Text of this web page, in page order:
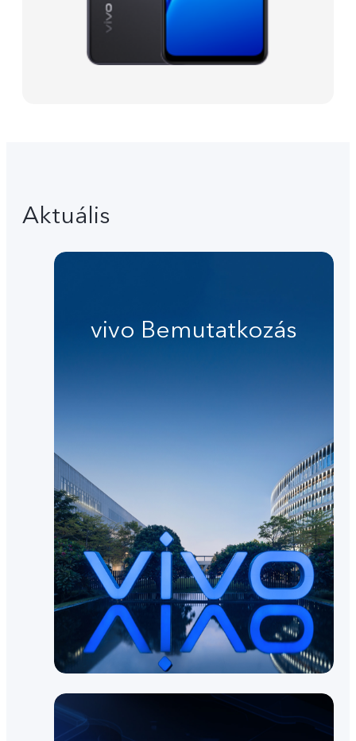
Aktuális
vivo Bemutatkozás